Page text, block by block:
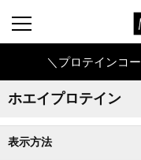
＼プロテインコ
ホエイプロテイン
表示方法